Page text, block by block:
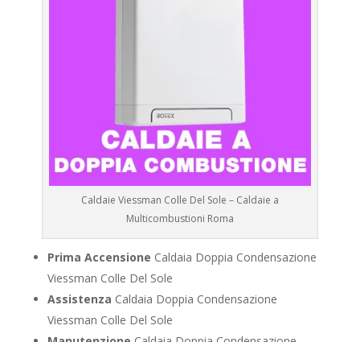
Caldaie Viessman Colle Del Sole – Caldaie a
Multicombustioni Roma
Prima Accensione Caldaia Doppia Condensazione
Viessman Colle Del Sole
Assistenza Caldaia Doppia Condensazione
Viessman Colle Del Sole